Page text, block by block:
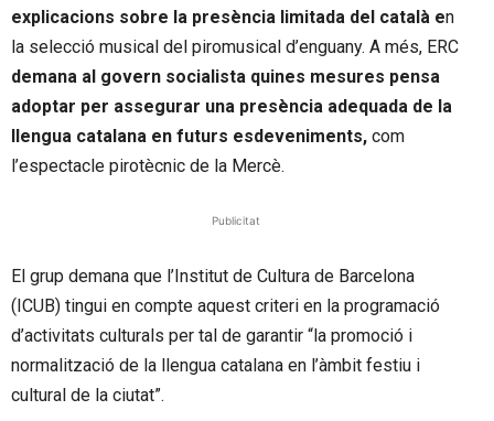
explicacions sobre la presència limitada del català en
la selecció musical del piromusical d’enguany. A més, ERC
demana al govern socialista quines mesures pensa
adoptar per assegurar una presència adequada de la
llengua catalana en futurs esdeveniments, com
l’espectacle pirotècnic de la Mercè.
Publicitat
El grup demana que l’Institut de Cultura de Barcelona
(ICUB) tingui en compte aquest criteri en la programació
d’activitats culturals per tal de garantir “la promoció i
normalització de la llengua catalana en l’àmbit festiu i
cultural de la ciutat”.